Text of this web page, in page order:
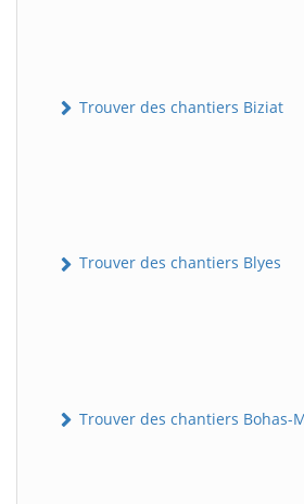
Trouver des chantiers Biziat
Trouver des chantiers Blyes
Trouver des chantiers Bohas-